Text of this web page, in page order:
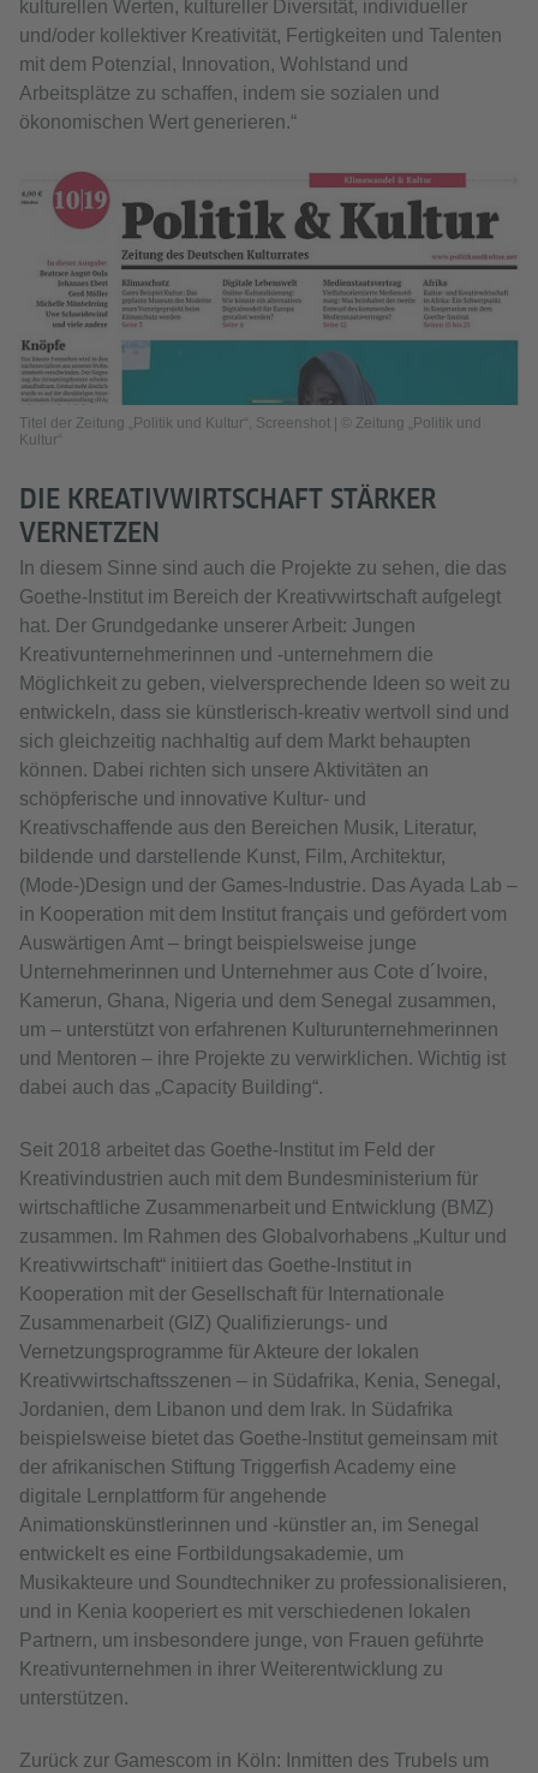
kulturellen Werten, kultureller Diversität, individueller
und/oder kollektiver Kreativität, Fertigkeiten und Talenten
mit dem Potenzial, Innovation, Wohlstand und
Arbeitsplätze zu schaffen, indem sie sozialen und
ökonomischen Wert generieren.“
Titel der Zeitung „Politik und Kultur“, Screenshot | © Zeitung „Politik und
Kultur“
DIE KREATIVWIRTSCHAFT STÄRKER
VERNETZEN
In diesem Sinne sind auch die Projekte zu sehen, die das
Goethe-Institut im Bereich der Kreativwirtschaft aufgelegt
hat. Der Grundgedanke unserer Arbeit: Jungen
Kreativunternehmerinnen und -unternehmern die
Möglichkeit zu geben, vielversprechende Ideen so weit zu
entwickeln, dass sie künstlerisch-kreativ wertvoll sind und
sich gleichzeitig nachhaltig auf dem Markt behaupten
können. Dabei richten sich unsere Aktivitäten an
schöpferische und innovative Kultur- und
Kreativschaffende aus den Bereichen Musik, Literatur,
bildende und darstellende Kunst, Film, Architektur,
(Mode-)Design und der Games-Industrie. Das Ayada Lab –
in Kooperation mit dem Institut français und gefördert vom
Auswärtigen Amt – bringt beispielsweise junge
Unternehmerinnen und Unternehmer aus Cote d´Ivoire,
Kamerun, Ghana, Nigeria und dem Senegal zusammen,
um – unterstützt von erfahrenen Kulturunternehmerinnen
und Mentoren – ihre Projekte zu verwirklichen. Wichtig ist
dabei auch das „Capacity Building“.
Seit 2018 arbeitet das Goethe-Institut im Feld der
Kreativindustrien auch mit dem Bundesministerium für
wirtschaftliche Zusammenarbeit und Entwicklung (BMZ)
zusammen. Im Rahmen des Globalvorhabens „Kultur und
Kreativwirtschaft“ initiiert das Goethe-Institut in
Kooperation mit der Gesellschaft für Internationale
Zusammenarbeit (GIZ) Qualifizierungs- und
Vernetzungsprogramme für Akteure der lokalen
Kreativwirtschaftsszenen – in Südafrika, Kenia, Senegal,
Jordanien, dem Libanon und dem Irak. In Südafrika
beispielsweise bietet das Goethe-Institut gemeinsam mit
der afrikanischen Stiftung Triggerfish Academy eine
digitale Lernplattform für angehende
Animationskünstlerinnen und -künstler an, im Senegal
entwickelt es eine Fortbildungsakademie, um
Musikakteure und Soundtechniker zu professionalisieren,
und in Kenia kooperiert es mit verschiedenen lokalen
Partnern, um insbesondere junge, von Frauen geführte
Kreativunternehmen in ihrer Weiterentwicklung zu
unterstützen.
Zurück zur Gamescom in Köln: Inmitten des Trubels um